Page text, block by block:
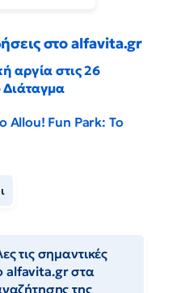
στο alfavita.gr
αργία στις 26
Allou! Fun Park: Το
τις σημαντικές
alfavita.gr στα
της